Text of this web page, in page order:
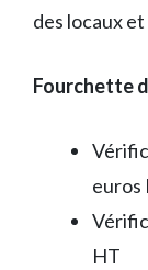
des locaux
Fourchette
euros
HT